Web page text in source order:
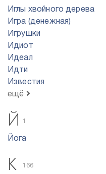
Иглы хвойного дерева
Игра (денежная)
Игрушки
Идиот
Идеал
Идти
Известия
ещё
Й 1
Йога
К 166